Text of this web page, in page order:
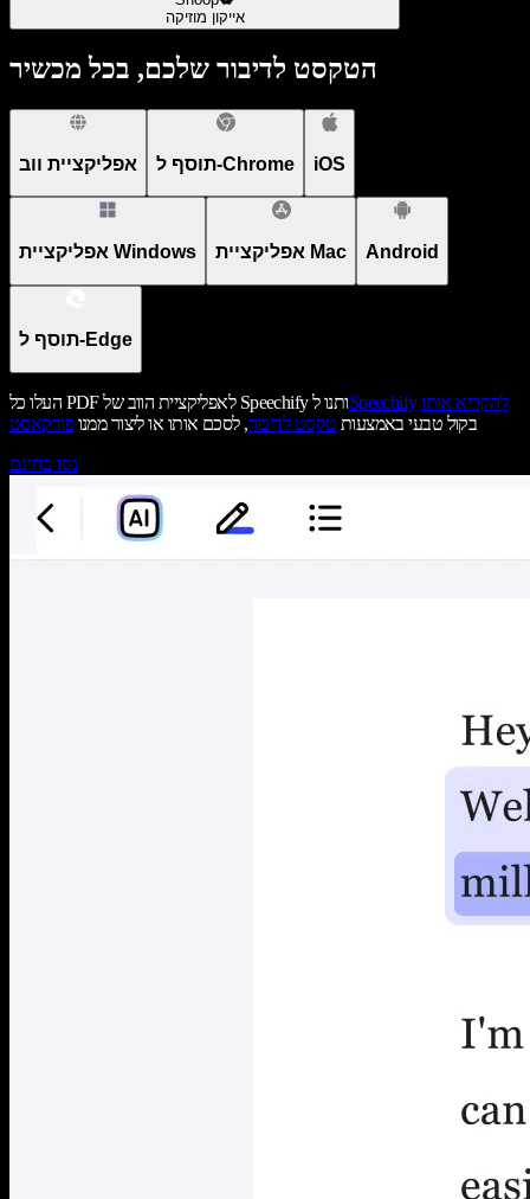
אייקון מוזיקה
הטקסט לדיבור שלכם, בכל מכשיר
אפליקציית ווב תוסף ל-Chrome iOS
אפליקציית Windows אפליקציית Mac Android
תוסף ל-Edge
העלו כל PDF לאפליקציית הווב של Speechify ותנו לSpeechify להקריא אותו
בקול טבעי באמצעות טקסט לדיבור, לסכם אותו או ליצור ממנופודקאסט
נסו בחינם